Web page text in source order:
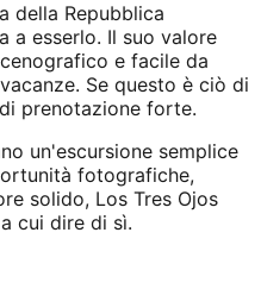
della Repubblica
a esserlo. Il suo valore
e facile da
Se questo è ciò di
prenotazione forte.
un'escursione semplice
fotografiche,
solido, Los Tres Ojos
cui dire di sì.